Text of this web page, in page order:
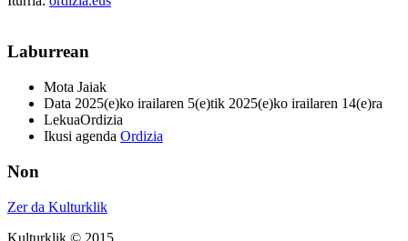
Laburrean
Mota Jaiak
Data 2025(e)ko irailaren 5(e)tik 2025(e)ko irailaren 14(e)ra
LekuaOrdizia
Ikusi agenda Ordizia
Non
Zer da Kulturklik
Kulturklik © 2015